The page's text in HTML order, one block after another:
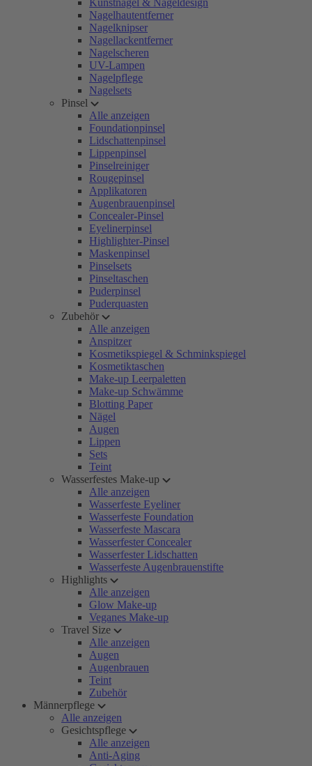
Kunstnägel & Nageldesign
Nagelhautentferner
Nagelknipser
Nagellackentferner
Nagelscheren
UV-Lampen
Nagelpflege
Nagelsets
Pinsel
Alle anzeigen
Foundationpinsel
Lidschattenpinsel
Lippenpinsel
Pinselreiniger
Rougepinsel
Applikatoren
Augenbrauenpinsel
Concealer-Pinsel
Eyelinerpinsel
Highlighter-Pinsel
Maskenpinsel
Pinselsets
Pinseltaschen
Puderpinsel
Puderquasten
Zubehör
Alle anzeigen
Anspitzer
Kosmetikspiegel & Schminkspiegel
Kosmetiktaschen
Make-up Leerpaletten
Make-up Schwämme
Blotting Paper
Nägel
Augen
Lippen
Sets
Teint
Wasserfestes Make-up
Alle anzeigen
Wasserfeste Eyeliner
Wasserfeste Foundation
Wasserfeste Mascara
Wasserfester Concealer
Wasserfester Lidschatten
Wasserfeste Augenbrauenstifte
Highlights
Alle anzeigen
Glow Make-up
Veganes Make-up
Travel Size
Alle anzeigen
Augen
Augenbrauen
Teint
Zubehör
Männerpflege
Alle anzeigen
Gesichtspflege
Alle anzeigen
Anti-Aging